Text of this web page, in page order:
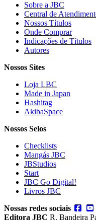
Sobre a JBC
Central de
Nossos Títulos
Onde Comprar
Indicações de Títulos
Autores
Nossos Sites
Loja LBC
Made in Japan
Hashitag
AkibaSpace
Nossos Selos
Checklists
Mangás JBC
JBStudios
Start
JBC Go Digital!
Livros JBC
Nossas redes sociais
Editora JBC R. Bandeira